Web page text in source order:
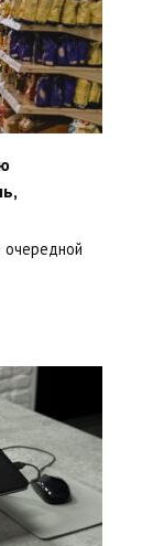
очередной